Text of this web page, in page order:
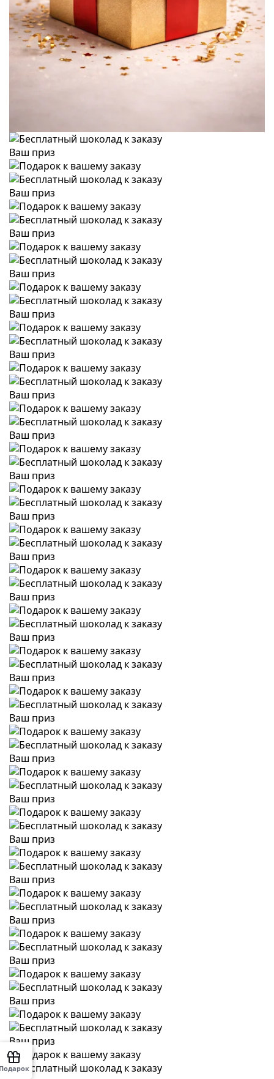
Ваш приз
Ваш приз
Ваш приз
Ваш приз
Ваш приз
Ваш приз
Ваш приз
Ваш приз
Ваш приз
Ваш приз
Ваш приз
Ваш приз
Ваш приз
Ваш приз
Ваш приз
Ваш приз
Ваш приз
Ваш приз
Ваш приз
Ваш приз
Ваш приз
Ваш приз
Ваш приз